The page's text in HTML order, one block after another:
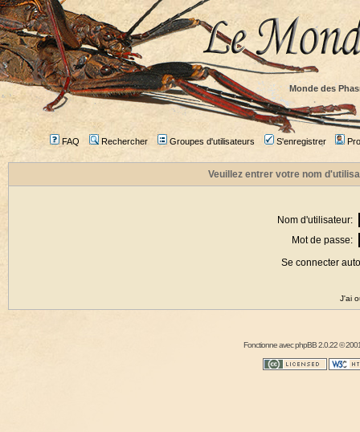
Monde des
FAQ Rechercher Groupes d'utilisateurs S'enregistrer
Veuillez entrer votre nom
Nom d'utilisateur:
Mot de passe:
Se connecter
J'ai
Fonctionne avecphpBB2.0.22 ©